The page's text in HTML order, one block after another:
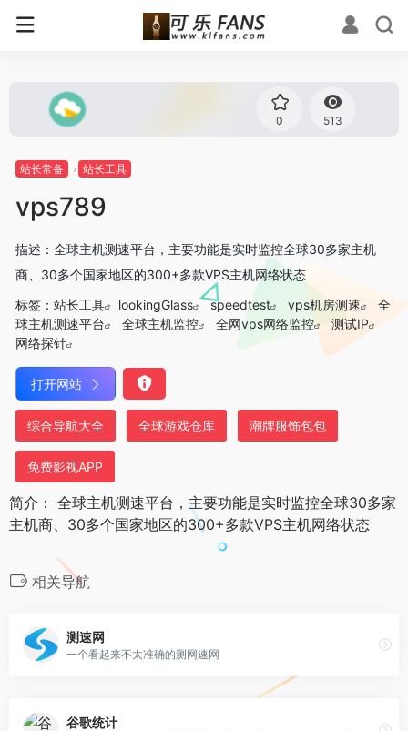
0 513
站长常备 站长工具
vps789
描述：全球主机测速平台，主要功能是实时监控全球30多家主机
商、30多个国家地区的300+多款VPS主机网络状态
标签： 站长工具 lookingGlass speedtest vps机房测速
全
球主机测速平台
全球主机监控 全网vps网络监控
测试IP
网络探针
打开网站
综合导航大全 全球游戏仓库 潮牌服饰包包
免费影视APP
简介： 全球主机测速平台，主要功能是实时监控全球30多家
主机商、30多个国家地区的300+多款VPS主机网络状态
相关导航
测速网
一个看起来不太准确的测网速网
谷歌统计